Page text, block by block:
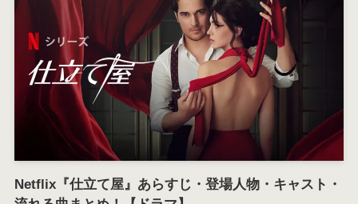
Netflix『仕立て屋』あらすじ・登場人物・キャスト・